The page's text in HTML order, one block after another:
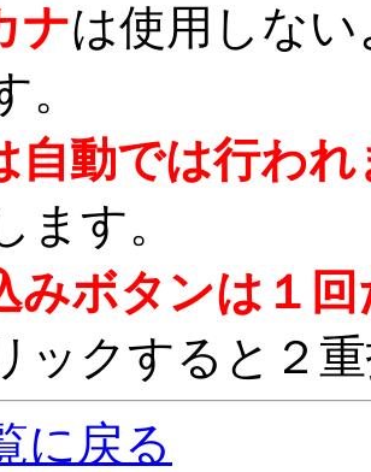
ナは使用しな
。
自動では行わ
ます。
みボタンは１
ックすると２
に戻る